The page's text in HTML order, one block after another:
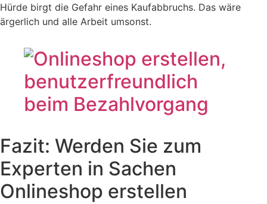
Hürde birgt die Gefahr eines Kaufabbruchs. Das wäre
ärgerlich und alle Arbeit umsonst.
Fazit: Werden Sie zum
Experten in Sachen
Onlineshop erstellen